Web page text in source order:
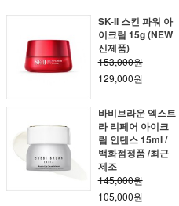
SK-II 스킨 파워 아
이크림 15g (NEW
신제품)
153,000원
129,000원
바비브라운 엑스트
라 리페어 아이크
림 인텐스 15ml /
백화점정품 /최근
제조
145,000원
105,000원